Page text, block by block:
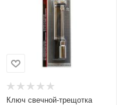
Ключ свечной-трещотка